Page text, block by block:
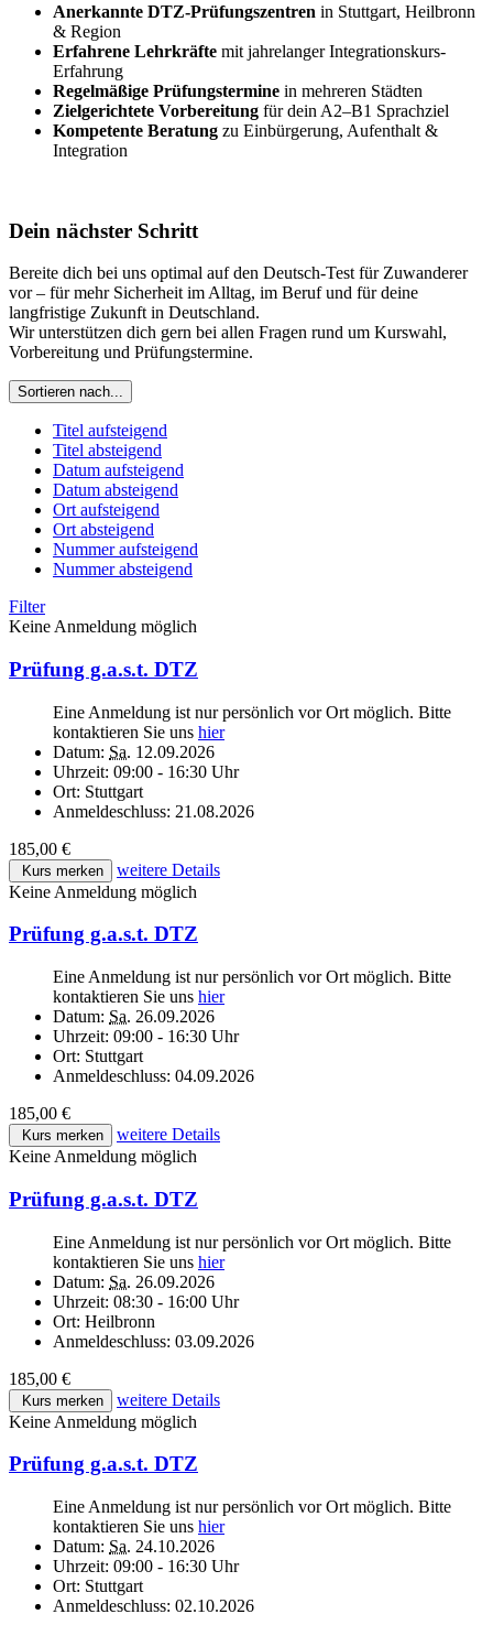
Anerkannte DTZ-Prüfungszentren in Stuttgart, Heilbronn
& Region
Erfahrene Lehrkräfte mit jahrelanger Integrationskurs-
Erfahrung
Regelmäßige Prüfungstermine in mehreren Städten
Zielgerichtete Vorbereitung für dein A2–B1 Sprachziel
Kompetente Beratung zu Einbürgerung, Aufenthalt &
Integration
Dein nächster Schritt
Bereite dich bei uns optimal auf den Deutsch-Test für Zuwanderer
vor – für mehr Sicherheit im Alltag, im Beruf und für deine
langfristige Zukunft in Deutschland.
Wir unterstützen dich gern bei allen Fragen rund um Kurswahl,
Vorbereitung und Prüfungstermine.
Sortieren nach...
Titel aufsteigend
Titel absteigend
Datum aufsteigend
Datum absteigend
Ort aufsteigend
Ort absteigend
Nummer aufsteigend
Nummer absteigend
Filter
Keine Anmeldung möglich
Prüfung g.a.s.t. DTZ
Eine Anmeldung ist nur persönlich vor Ort möglich. Bitte
kontaktieren Sie uns hier
Datum: Sa. 12.09.2026
Uhrzeit: 09:00 - 16:30 Uhr
Ort: Stuttgart
Anmeldeschluss: 21.08.2026
185,00 €
Kurs merken
weitere Details
Keine Anmeldung möglich
Prüfung g.a.s.t. DTZ
Eine Anmeldung ist nur persönlich vor Ort möglich. Bitte
kontaktieren Sie uns hier
Datum: Sa. 26.09.2026
Uhrzeit: 09:00 - 16:30 Uhr
Ort: Stuttgart
Anmeldeschluss: 04.09.2026
185,00 €
Kurs merken
weitere Details
Keine Anmeldung möglich
Prüfung g.a.s.t. DTZ
Eine Anmeldung ist nur persönlich vor Ort möglich. Bitte
kontaktieren Sie uns hier
Datum: Sa. 26.09.2026
Uhrzeit: 08:30 - 16:00 Uhr
Ort: Heilbronn
Anmeldeschluss: 03.09.2026
185,00 €
Kurs merken
weitere Details
Keine Anmeldung möglich
Prüfung g.a.s.t. DTZ
Eine Anmeldung ist nur persönlich vor Ort möglich. Bitte
kontaktieren Sie uns hier
Datum: Sa. 24.10.2026
Uhrzeit: 09:00 - 16:30 Uhr
Ort: Stuttgart
Anmeldeschluss: 02.10.2026